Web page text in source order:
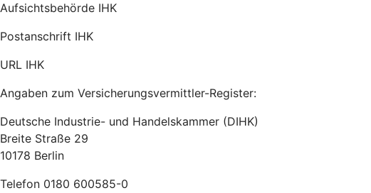
Aufsichtsbehörde IHK
Postanschrift IHK
URL IHK
Angaben zum Versicherungsvermittler-Register:
Deutsche Industrie- und Handelskammer (DIHK)
Breite Straße 29
10178 Berlin
Telefon 0180 600585-0